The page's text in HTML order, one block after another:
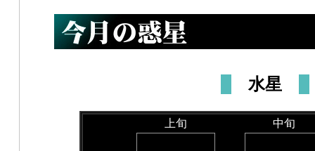
水星
上旬 中旬